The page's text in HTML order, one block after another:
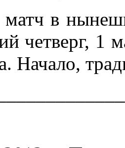
в
четверг, 1
Начало,